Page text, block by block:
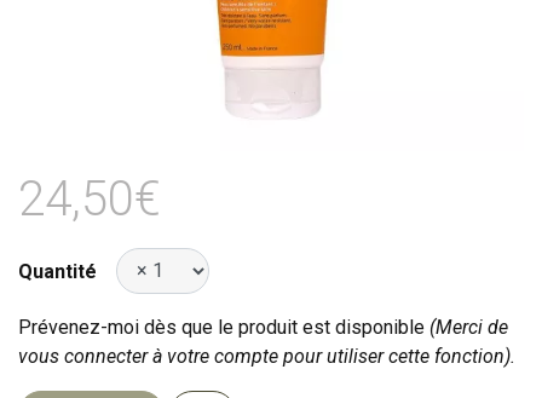
24,50€
Quantité
Prévenez-moi dès que le produit est disponible (Merci de
vous connecter à votre compte pour utiliser cette fonction).